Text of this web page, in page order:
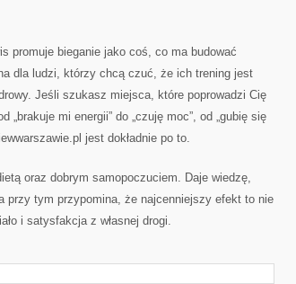
promuje bieganie jako coś, co ma budować
dla ludzi, którzy chcą czuć, że ich trening jest
Jeśli szukasz miejsca, które poprowadzi Cię
„brakuje mi energii” do „czuję moc”, od „gubię się
jest dokładnie po to.
oraz dobrym samopoczuciem. Daje wiedzę,
przy tym przypomina, że najcenniejszy efekt to nie
i satysfakcja z własnej drogi.